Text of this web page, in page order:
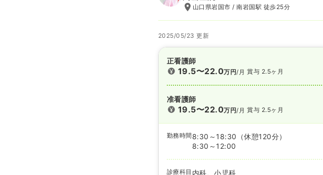
山口県岩国市 / 南岩国駅 徒歩25分
2025/05/23 更新
正看護師
19.5〜22.0万円/月 賞与 2.5ヶ月
准看護師
19.5〜22.0万円/月 賞与 2.5ヶ月
勤務時間 8:30～18:30
（休憩120分）
8:30～12:00
診療科目 内科、小児科